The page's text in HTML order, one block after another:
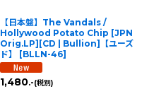
【日本盤】The Vandals /
Hollywood Potato Chip [JPN
Orig.LP][CD | Bullion]【ユーズ
ド】
[BLLN-46]
1,480.-(税別)